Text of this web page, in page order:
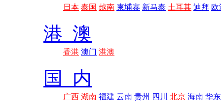
日本 泰国 越南 柬埔寨 新马泰 土耳其 迪拜 欧
港 澳
香港 澳门 港澳
国 内
广西 湖南 福建 云南 贵州 四川 北京 海南 华东